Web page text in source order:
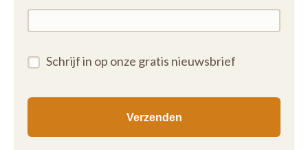
Schrijf in op onze gratis nieuwsbrief